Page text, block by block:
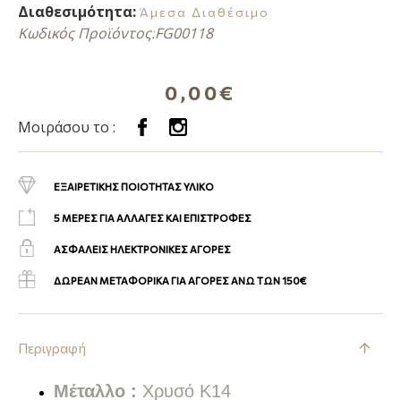
Διαθεσιμότητα: Άμεσα Διαθέσιμο
Κωδικός Προϊόντος:FG00118
0,00€
Μοιράσου το :
ΕΞΑΙΡΕΤΙΚΗΣ ΠΟΙΟΤΗΤΑΣ ΥΛΙΚΟ
5 ΜΕΡΕΣ ΓΙΑ ΑΛΛΑΓΕΣ ΚΑΙ ΕΠΙΣΤΡΟΦΕΣ
ΑΣΦΑΛΕΙΣ ΗΛΕΚΤΡΟΝΙΚΕΣ ΑΓΟΡΕΣ
ΔΩΡΕΑΝ ΜΕΤΑΦΟΡΙΚΑ ΓΙΑ ΑΓΟΡΕΣ ΑΝΩ ΤΩΝ 150€
Περιγραφή
Μέταλλο : Χρυσό K14